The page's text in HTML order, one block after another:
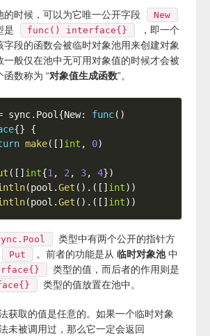
的时候，可以为它唯一公开字段 New
是 func() interface{}
，即一个
字段的函数会被临时对象池用来创建对象
一般仅在池中无可用对象值的时候才会被
数称为 “对象值生成函数”。
sync. Pool {New: func( )
{}
{
make( [ ] int , 0)
( [ ] int{1 , 2 , 3, 4})
(pool .Get ( ) . ( [ ] int) )
(pool .Get ( ) . ( [ ] int) )
类型中有两个公开的指针方
Put 。前者的功能是从 临时对象池中
类型的值，而后者的作用则是
类型的值放置在池中。
获取的值是任意的。如果一个临时对象
未被调用过，那么它一定会返回